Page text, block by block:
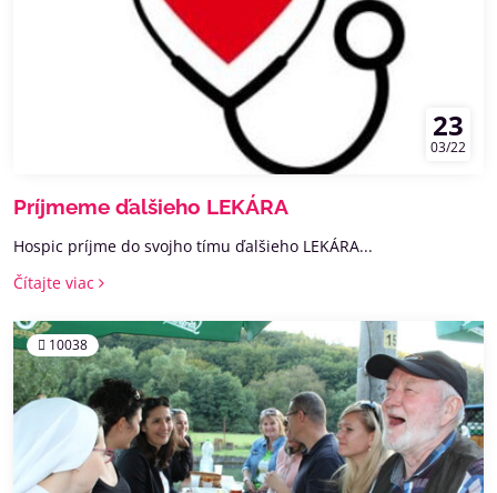
23
03/22
Príjmeme ďalšieho LEKÁRA
Hospic príjme do svojho tímu ďalšieho LEKÁRA...
Čítajte viac
10038